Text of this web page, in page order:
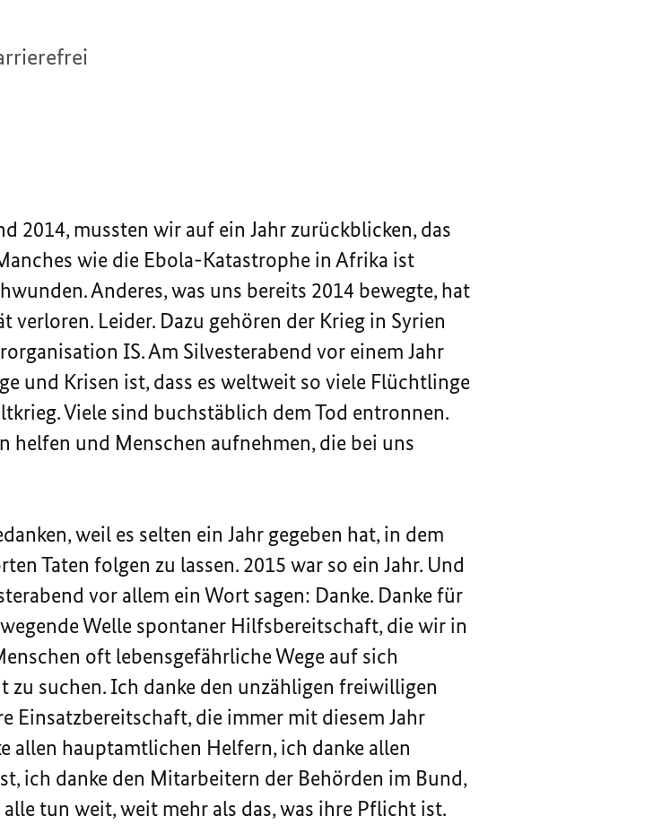
2014, mussten wir auf ein Jahr zurückblicken, das
wie die Ebola-Katastrophe in Afrika ist
Anderes, was uns bereits 2014 bewegte, hat
Leider. Dazu gehören der Krieg in Syrien
IS. Am Silvesterabend vor einem Jahr
und Krisen ist, dass es weltweit so viele Flüchtlinge
Viele sind buchstäblich dem Tod entronnen.
helfen und Menschen aufnehmen, die bei uns
weil es selten ein Jahr gegeben hat, in dem
Taten folgen zu lassen. 2015 war so ein Jahr. Und
vor allem ein Wort sagen: Danke. Danke für
Welle spontaner Hilfsbereitschaft, die wir in
oft lebensgefährliche Wege auf sich
suchen. Ich danke den unzähligen freiwilligen
Einsatzbereitschaft, die immer mit diesem Jahr
allen hauptamtlichen Helfern, ich danke allen
ich danke den Mitarbeitern der Behörden im Bund,
tun weit, weit mehr als das, was ihre Pflicht ist.